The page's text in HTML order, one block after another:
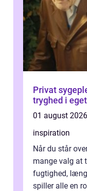
Privat sygepleje omsorg,
tryghed i
01 august 2026
inspiration
Når du står
mange valg at
fugtighed,
spiller alle en